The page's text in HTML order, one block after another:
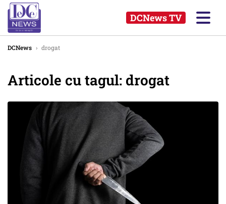
DCNews TV
DCNews › drogat
Articole cu tagul: drogat